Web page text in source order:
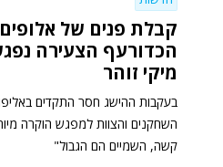
קבלת פנים של
הכדורעף הצעירה
מיקי זוהר
השחקנים והצוות למפגש הוקרה
קשה, השמיים הם הגבול"